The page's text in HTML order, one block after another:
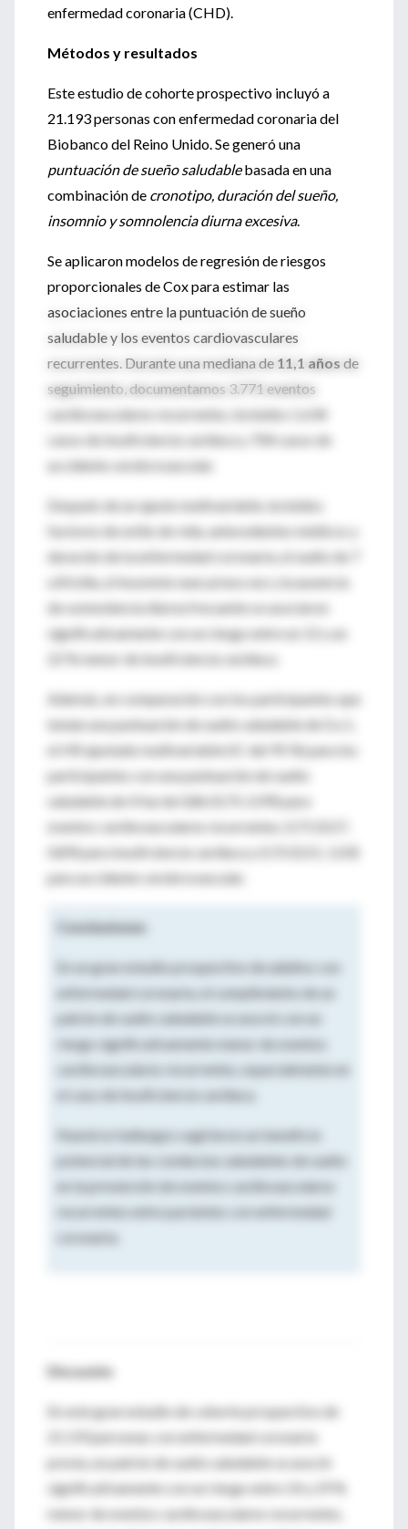
enfermedad coronaria (CHD).
Métodos y resultados
Este estudio de cohorte prospectivo incluyó a
21.193 personas con enfermedad coronaria del
Biobanco del Reino Unido. Se generó una
puntuación de sueño saludablebasada en una
combinación de cronotipo, duración del sueño,
insomnio y somnolencia diurna excesiva.
Se aplicaron modelos de regresión de riesgos
proporcionales de Cox para estimar las
asociaciones entre la puntuación de sueño
saludable y los eventos cardiovasculares
recurrentes. Durante una mediana de 11,1 años de
seguimiento, documentamos 3.771 eventos
cardiovasculares recurrentes, incluidos 1.634
casos de insuficiencia cardíaca y 704 casos de
accidente cerebrovascular.
Después de un ajuste multivariable, incluidos
factores de estilo de vida, antecedentes médicos y
duración de la enfermedad coronaria, el sueño de 7
a 8 h/día, el insomnio nunca/rara vez y la ausencia
de somnolencia diurna frecuente se asociaron
significativamente con un riesgo entre un 12 y un
22 % menor de insuficiencia cardíaca.
Además, en comparación con los participantes que
tenían una puntuación de sueño saludable de 0 a 1,
el HR ajustado multivariable (IC del 95 %) para los
participantes con una puntuación de sueño
saludable de 4 fue de 0,86 (0,75, 0,99) para
eventos cardiovasculares recurrentes, 0,71 (0,57,
0,89) para insuficiencia cardíaca y 0,72 (0,51, 1,03)
para accidente cerebrovascular.
Conclusiones
En un gran estudio prospectivo de adultos con
enfermedad coronaria, el cumplimiento de un
patrón de sueño saludable se asoció con un
riesgo significativamente menor de eventos
cardiovasculares recurrentes, especialmente en
el caso de insuficiencia cardíaca.
Nuestros hallazgos sugirieron un beneficio
potencial de las conductas saludables de sueño
en la prevención de eventos cardiovasculares
recurrentes entre pacientes con enfermedad
coronaria.
Discusión
En este gran estudio de cohorte prospectivo de
21.193 personas con enfermedad coronaria
previa, un patrón de sueño saludable se asoció
significativamente con un riesgo entre 14 y 29 %
menor de eventos cardiovasculares recurrentes,